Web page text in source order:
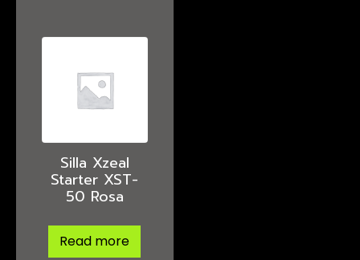
Silla Xzeal
Starter XST-
50 Rosa
Read more